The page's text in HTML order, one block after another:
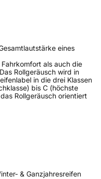
Symbol
eines
als auch die
Rollgeräusch wird in
in die drei Klassen
bis C (höchste
Rollgeräusch orientiert
& Ganzjahresreifen